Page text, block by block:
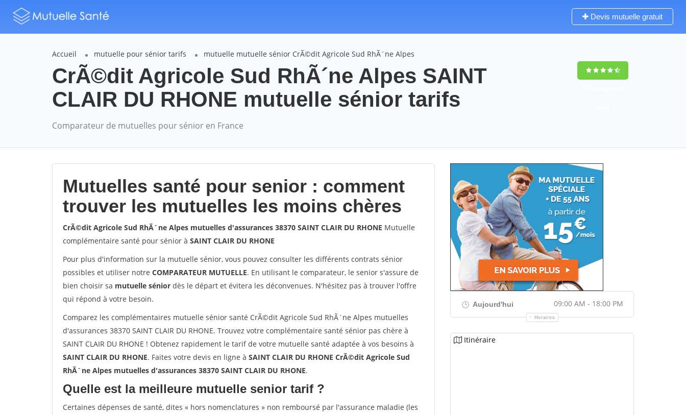
Devis mutuelle gratuit
Accueil mutuelle pour sénior tarifs mutuelle mutuelle sénior CrÃ©dit Agricole Sud RhÃ´ne Alpes
CrÃ©dit Agricole Sud RhÃ´ne Alpes SAINT
CLAIR DU RHONE mutuelle sénior tarifs
Comparateur de mutuelles pour sénior en France
Mutuelles santé pour senior : comment
trouver les mutuelles les moins chères
CrÃ©dit Agricole Sud RhÃ´ne Alpes mutuelles d'assurances 38370 SAINT CLAIR DU RHONE Mutuelle
complémentaire santé pour sénior à SAINT CLAIR DU RHONE
Pour plus d'information sur la mutuelle sénior, vous pouvez consulter les différents contrats sénior
possibles et utiliser notre COMPARATEUR MUTUELLE. En utilisant le comparateur, le senior s'assure de
bien choisir sa mutuelle sénior dès le départ et évitera les déconvenues. N'hésitez pas à trouver l'offre
qui répond à votre besoin.
Comparez les complémentaires mutuelle sénior santé CrÃ©dit Agricole Sud RhÃ´ne Alpes mutuelles
d'assurances 38370 SAINT CLAIR DU RHONE. Trouvez votre complémentaire santé sénior pas chère à
SAINT CLAIR DU RHONE ! Obtenez rapidement le tarif de votre mutuelle santé adaptée à vos besoins à
SAINT CLAIR DU RHONE. Faites votre devis en ligne à SAINT CLAIR DU RHONE CrÃ©dit Agricole Sud
RhÃ´ne Alpes mutuelles d'assurances 38370 SAINT CLAIR DU RHONE.
Quelle est la meilleure mutuelle senior tarif ?
Certaines dépenses de santé, dites « hors nomenclatures » non remboursé par l'assurance maladie (les
Aujourd'hui 09:00 AM - 18:00 PM
Horaires
Itinéraire